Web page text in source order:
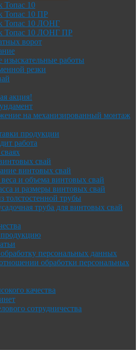
Топас 10
Топас 10 ПР
Топас 10 ЛОНГ
Топас 10 ЛОНГ ПР
ворот
работы
резки
акция!
на механизированный монтаж
продукции
работа
свай
винтовых свай
веса и объема винтовых свай
и размеры винтовых свай
толстостенной трубы
труба для винтовых свай
продукцию
персональных данных
обработки персональных
качества
сотрудничества